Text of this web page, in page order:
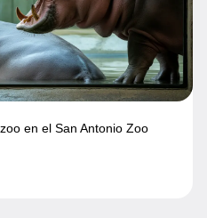
en el San Antonio Zoo